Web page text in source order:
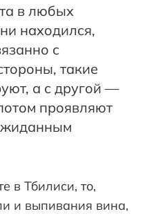
в любых
находился,
с
такие
а с другой —
проявляют
в Тбилиси, то,
и выпивания вина,